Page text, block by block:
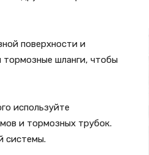
поверхности и
тормозные шланги, чтобы
используйте
и тормозных трубок.
системы.